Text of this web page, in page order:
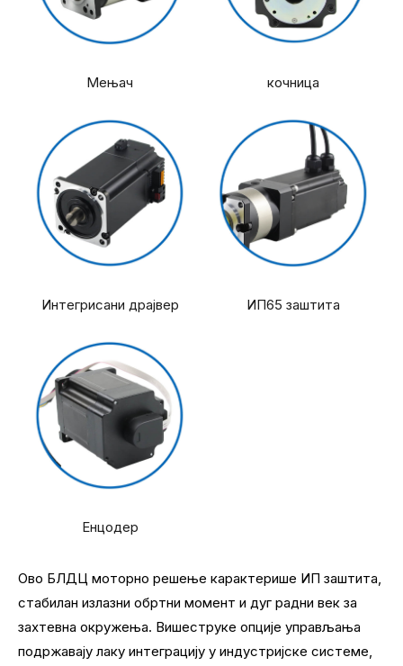
Мењач кочница
Интегрисани драјвер ИП65 заштита
Енцодер
Ово БЛДЦ моторно решење карактерише ИП заштита,
стабилан излазни обртни момент и дуг радни век за
захтевна окружења. Вишеструке опције управљања
подржавају лаку интеграцију у индустријске системе,